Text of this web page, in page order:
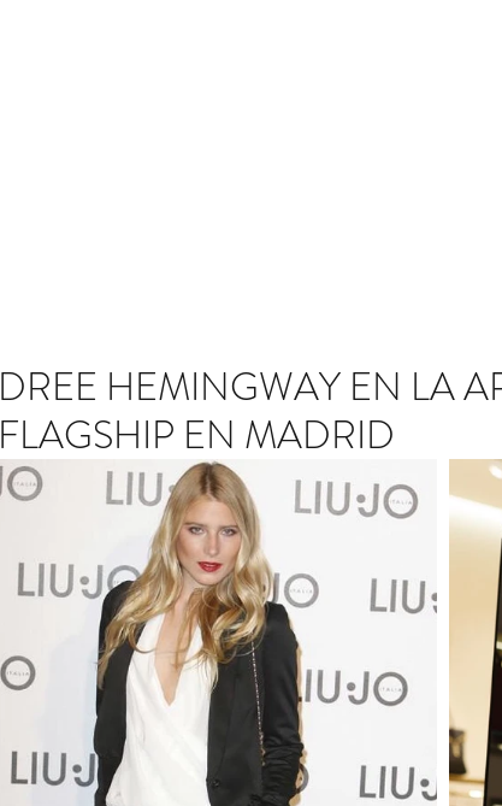
DREE HEMINGWAY EN LA
FLAGSHIP EN MADRID